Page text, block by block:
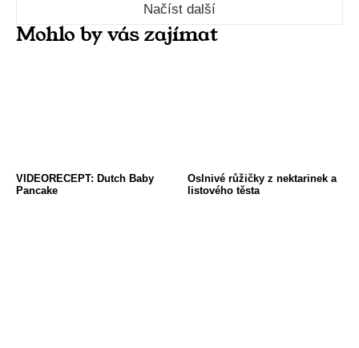
Načíst další
Mohlo by vás zajímat
VIDEORECEPT: Dutch Baby
Pancake
Oslnivé růžičky z nektarinek a
listového těsta